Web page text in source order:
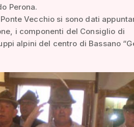
Perona.
Vecchio si sono dati
i componenti del Consiglio di
alpini del centro di Bassano